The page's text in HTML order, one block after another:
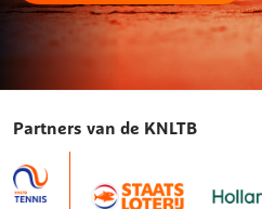
Partners van de KNLTB